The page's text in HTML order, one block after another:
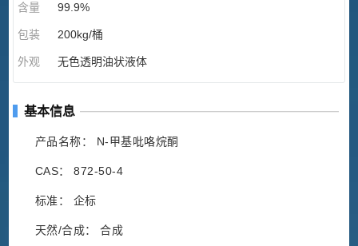
含量 99.9%
包装 200kg/桶
外观 无色透明油状液体
基本信息
产品名称： N-甲基吡咯烷酮
CAS： 872-50-4
标准： 企标
天然/合成： 合成